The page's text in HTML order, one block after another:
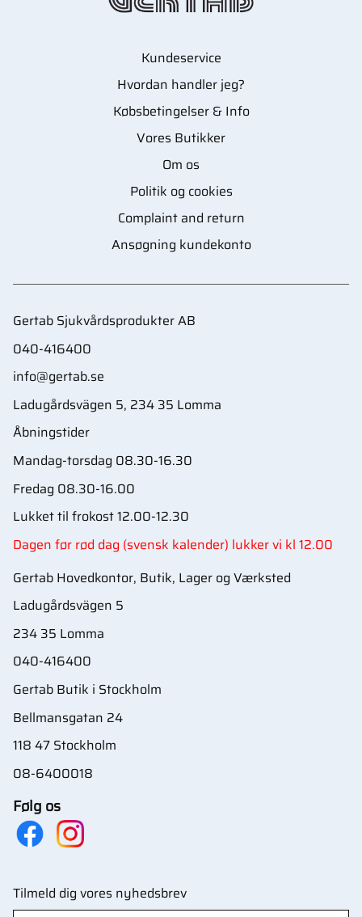
Kundeservice
Hvordan handler jeg?
Købsbetingelser & Info
Vores Butikker
Om os
Politik og cookies
Complaint and return
Ansøgning kundekonto
Gertab Sjukvårdsprodukter AB
040-416400
info@gertab.se
Ladugårdsvägen 5, 234 35 Lomma
Åbningstider
Mandag-torsdag 08.30-16.30
Fredag 08.30-16.00
Lukket til frokost 12.00-12.30
Dagen før rød dag (svensk kalender) lukker vi kl 12.00
Gertab Hovedkontor, Butik, Lager og Værksted
Ladugårdsvägen 5
234 35 Lomma
040-416400
Gertab Butik i Stockholm
Bellmansgatan 24
118 47 Stockholm
08-6400018
Følg os
Tilmeld dig vores nyhedsbrev